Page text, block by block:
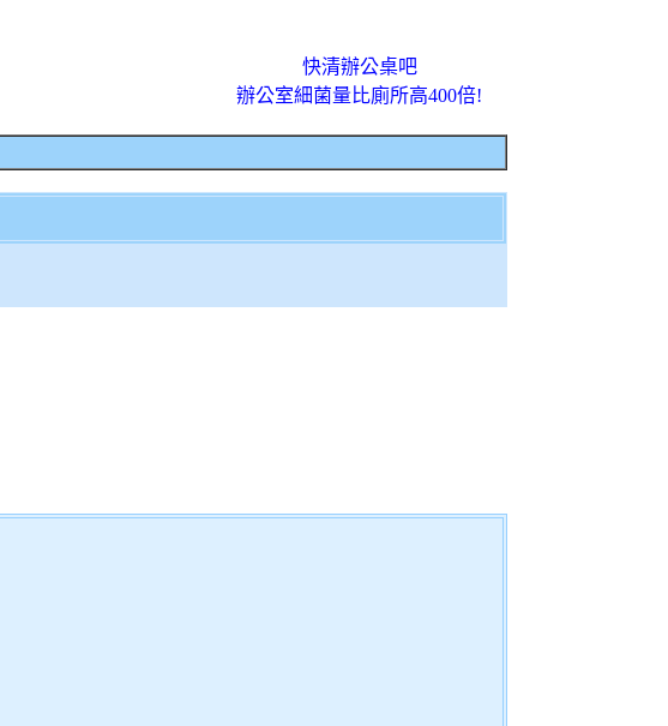
快清辦公桌吧
辦公室細菌量比廁所高400倍!